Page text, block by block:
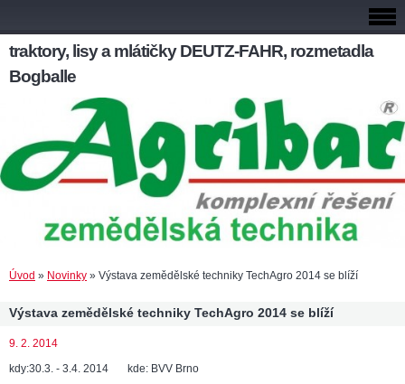
traktory, lisy a mlátičky DEUTZ-FAHR, rozmetadla
Bogballe
Úvod » Novinky » Výstava zemědělské techniky TechAgro 2014 se blíží
Výstava zemědělské techniky TechAgro 2014 se blíží
9. 2. 2014
kdy:30.3. - 3.4. 2014 kde: BVV Brno